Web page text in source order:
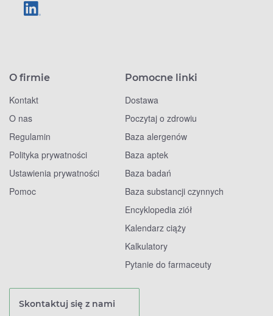
O firmie
Kontakt
O nas
Regulamin
Polityka prywatności
Ustawienia prywatności
Pomoc
Pomocne linki
Dostawa
Poczytaj o zdrowiu
Baza alergenów
Baza aptek
Baza badań
Baza substancji czynnych
Encyklopedia ziół
Kalendarz ciąży
Kalkulatory
Pytanie do farmaceuty
Skontaktuj się z nami